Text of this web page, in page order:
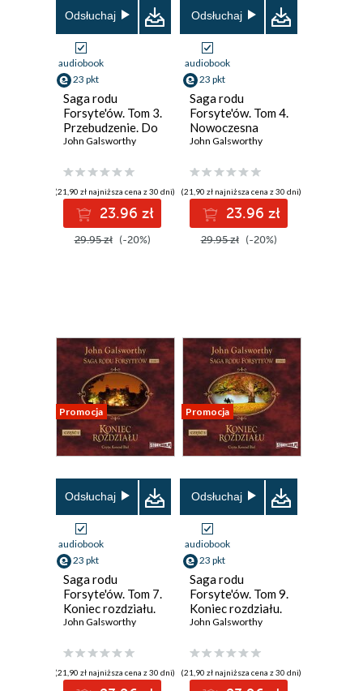
Odsłuchaj
audiobook
23 pkt
Saga rodu
Forsyte'ów. Tom 3.
Przebudzenie. Do
wynajęcia
John Galsworthy
(21,90 zł najniższa cena z 30 dni)
23.96 zł
29.95 zł (-20%)
Odsłuchaj
audiobook
23 pkt
Saga rodu
Forsyte'ów. Tom 4.
Nowoczesna
komedia. Część 1.
John Galsworthy
(21,90 zł najniższa cena z 30 dni)
23.96 zł
29.95 zł (-20%)
Promocja
Odsłuchaj
audiobook
23 pkt
Saga rodu
Forsyte'ów. Tom 7.
Koniec rozdziału.
Część 1
John Galsworthy
(21,90 zł najniższa cena z 30 dni)
Promocja
Odsłuchaj
audiobook
23 pkt
Saga rodu
Forsyte'ów. Tom 9.
Koniec rozdziału.
Część 3. Za rzeką
John Galsworthy
(21,90 zł najniższa cena z 30 dni)